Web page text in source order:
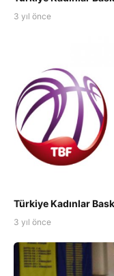
3 yıl önce
Türkiye Kadınlar
3 yıl önce